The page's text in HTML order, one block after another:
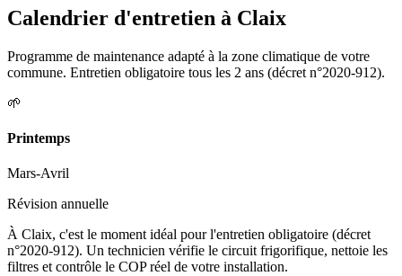
Calendrier d'entretien à Claix
Programme de maintenance adapté à la zone climatique de votre
commune. Entretien obligatoire tous les 2 ans (décret n°2020-912).
🌱
Printemps
Mars-Avril
Révision annuelle
À Claix, c'est le moment idéal pour l'entretien obligatoire (décret
n°2020-912). Un technicien vérifie le circuit frigorifique, nettoie les
filtres et contrôle le COP réel de votre installation.